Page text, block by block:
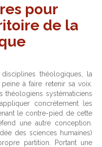
pour
de la
théologiques, la
à faire retenir sa voix.
théologiens systématiciens
concrètement les
le contre-pied de cette
une autre conception.
des sciences humaines)
partition. Portant une